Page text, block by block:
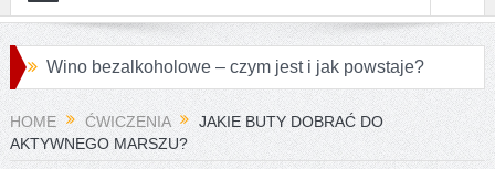
Wino bezalkoholowe – czym jest i jak powstaje?
Przepisy na różnorodne pierogi azjatyckie
Jakie są największe różnice między konopiami a
HOME ĆWICZENIA
JAKIE BUTY DOBRAĆ DO
AKTYWNEGO MARSZU?